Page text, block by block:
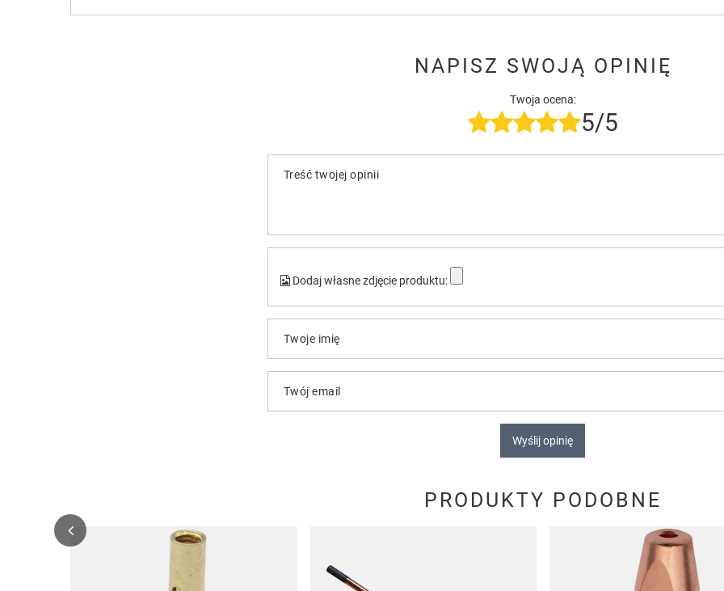
NAPISZ SWOJĄ OPINIĘ
Twoja ocena:
5/5
Treść twojej opinii
Dodaj własne zdjęcie produktu:
Twoje imię
Twój email
Wyślij opinię
PRODUKTY PODOBNE